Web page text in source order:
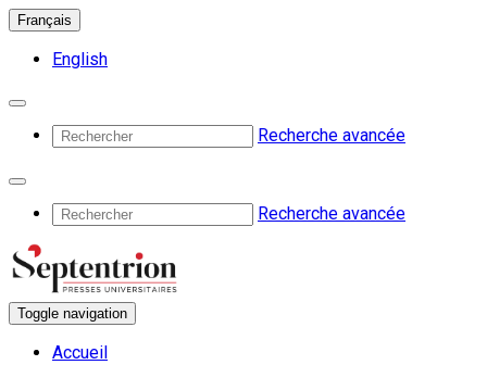
Français
English
Recherche avancée
Recherche avancée
Toggle navigation
Accueil